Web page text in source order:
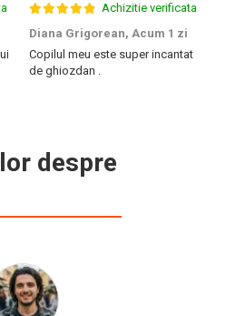
Achizitie verificata
Diana Grigorean, Acum 1 zi
Copilul meu este super incantat
de ghiozdan .
despre